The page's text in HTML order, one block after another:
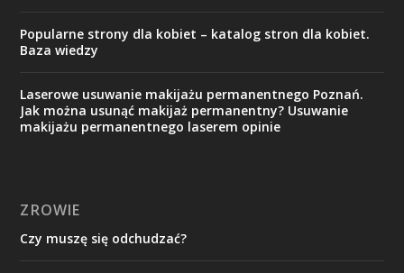
Popularne strony dla kobiet – katalog stron dla kobiet.
Baza wiedzy
Laserowe usuwanie makijażu permanentnego Poznań.
Jak można usunąć makijaż permanentny? Usuwanie
makijażu permanentnego laserem opinie
ZROWIE
Czy muszę się odchudzać?